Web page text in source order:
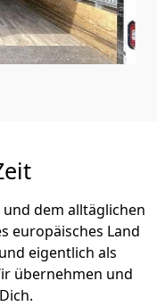
dem alltäglichen
europäisches Land
eigentlich als
übernehmen und